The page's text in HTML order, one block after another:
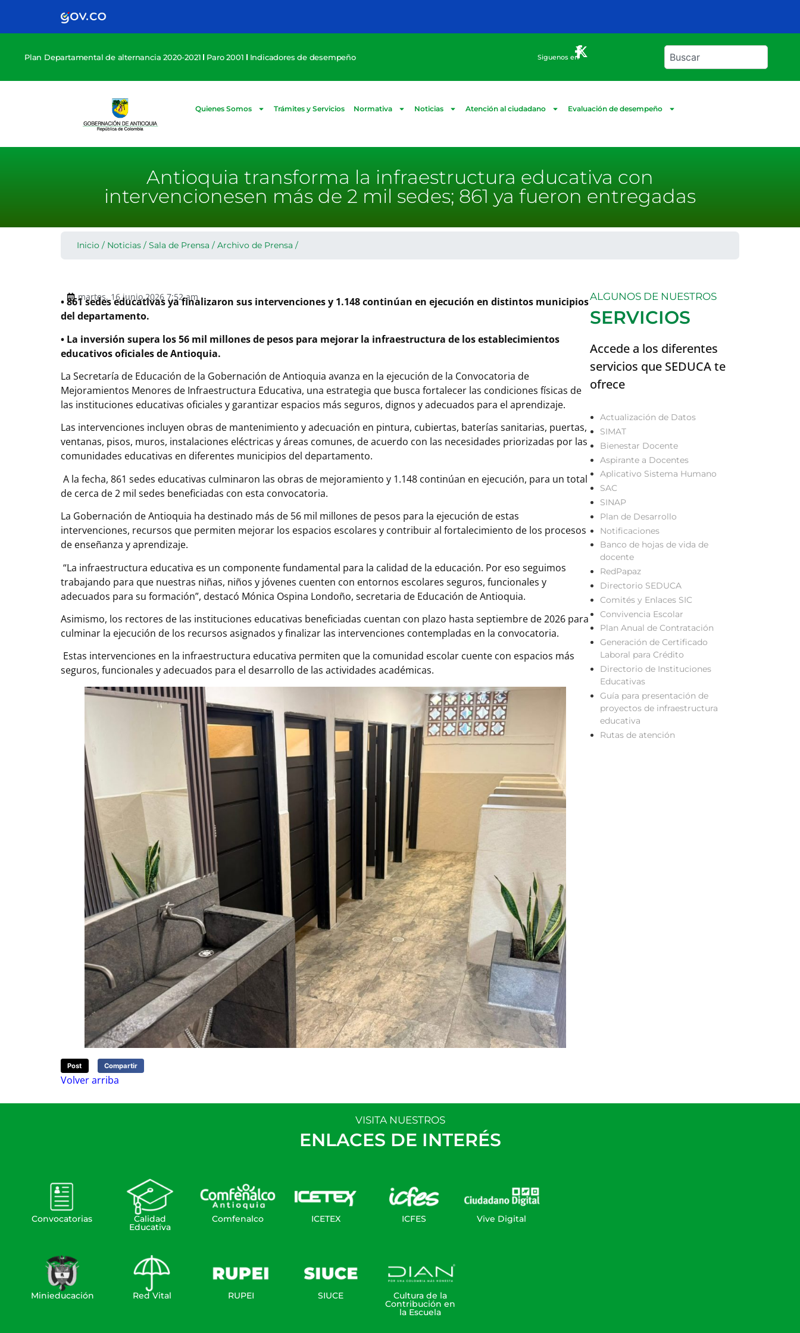
Plan Departamental de alternancia 2020-2021 Paro 2001 Indicadores de desempeño Siguenos en
Quienes Somos Trámites y Servicios Normativa Noticias Atención al ciudadano Evaluación de desempeño
Antioquia transforma la infraestructura educativa con
intervencionesen más de 2 mil sedes; 861 ya fueron entregadas
Inicio / Noticias / Sala de Prensa / Archivo de Prensa /
martes, 16 junio 2026 7:52 am
•⁠ ⁠861 sedes educativas ya finalizaron sus intervenciones y 1.148 continúan en ejecución en distintos municipios
del departamento.
•⁠ ⁠La inversión supera los 56 mil millones de pesos para mejorar la infraestructura de los establecimientos
educativos oficiales de Antioquia.
La Secretaría de Educación de la Gobernación de Antioquia avanza en la ejecución de la Convocatoria de
Mejoramientos Menores de Infraestructura Educativa, una estrategia que busca fortalecer las condiciones físicas de
las instituciones educativas oficiales y garantizar espacios más seguros, dignos y adecuados para el aprendizaje.
Las intervenciones incluyen obras de mantenimiento y adecuación en pintura, cubiertas, baterías sanitarias, puertas,
ventanas, pisos, muros, instalaciones eléctricas y áreas comunes, de acuerdo con las necesidades priorizadas por las
comunidades educativas en diferentes municipios del departamento.
A la fecha, 861 sedes educativas culminaron las obras de mejoramiento y 1.148 continúan en ejecución, para un total
de cerca de 2 mil sedes beneficiadas con esta convocatoria.
La Gobernación de Antioquia ha destinado más de 56 mil millones de pesos para la ejecución de estas
intervenciones, recursos que permiten mejorar los espacios escolares y contribuir al fortalecimiento de los procesos
de enseñanza y aprendizaje.
“La infraestructura educativa es un componente fundamental para la calidad de la educación. Por eso seguimos
trabajando para que nuestras niñas, niños y jóvenes cuenten con entornos escolares seguros, funcionales y
adecuados para su formación”, destacó Mónica Ospina Londoño, secretaria de Educación de Antioquia.
Asimismo, los rectores de las instituciones educativas beneficiadas cuentan con plazo hasta septiembre de 2026 para
culminar la ejecución de los recursos asignados y finalizar las intervenciones contempladas en la convocatoria.
Estas intervenciones en la infraestructura educativa permiten que la comunidad escolar cuente con espacios más
seguros, funcionales y adecuados para el desarrollo de las actividades académicas.
Post Compartir
Volver arriba
ALGUNOS DE NUESTROS
SERVICIOS
Accede a los diferentes
servicios que SEDUCA te
ofrece
Actualización de Datos
SIMAT
Bienestar Docente
Aspirante a Docentes
Aplicativo Sistema Humano
SAC
SINAP
Plan de Desarrollo
Notificaciones
Banco de hojas de vida de
docente
RedPapaz
Directorio SEDUCA
Comités y Enlaces SIC
Convivencia Escolar
Plan Anual de Contratación
Generación de Certificado
Laboral para Crédito
Directorio de Instituciones
Educativas
Guía para presentación de
proyectos de infraestructura
educativa
Rutas de atención
VISITA NUESTROS
ENLACES DE INTERÉS
Convocatorias Calidad
Educativa
Comfenalco ICETEX ICFES Vive Digital
Minieducación Red Vital RUPEI SIUCE Cultura de la
Contribución en
la Escuela